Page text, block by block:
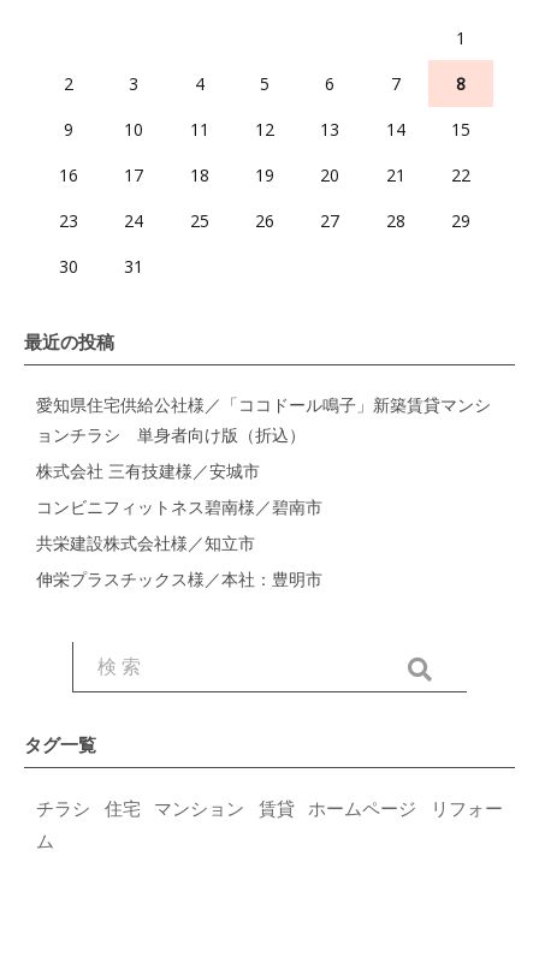
1
2
3 4 5 6 7
8
9
10 11 12 13 14
15
16
17 18 19 20 21
22
23
24 25 26 27 28
29
30
31
最近の投稿
愛知県住宅供給公社様／「ココドール鳴子」新築賃貸マンシ
ョンチラシ 単身者向け版（折込）
株式会社 三有技建様／安城市
コンビニフィットネス碧南様／碧南市
共栄建設株式会社様／知立市
伸栄プラスチックス様／本社：豊明市
タグ一覧
チラシ 住宅 マンション 賃貸 ホームページ
リフォー
ム